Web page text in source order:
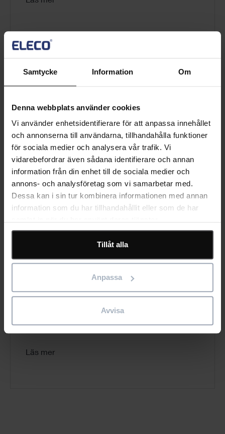
Samtycke Information Om
Denna webbplats använder cookies
Vi använder enhetsidentifierare för att anpassa innehållet
och annonserna till användarna, tillhandahålla funktioner
för sociala medier och analysera vår trafik. Vi
vidarebefordrar även sådana identifierare och annan
information från din enhet till de sociala medier och
annons- och analysföretag som vi samarbetar med.
Dessa kan i sin tur kombinera informationen med annan
information som du har tillhandahållit eller som de har
Tillåt alla
Anpassa
Avvisa
Project Viewer
Använd Project Viewer för att se projekt skapade i
Asta Powerproject (inklusive Asta 4D), Easyplan,
Microsoft Project och Oracle Primavera....
Läs mer
över förlitar sig på Bluebam Revu för att få mer
gjort på kortare...
Läs mer